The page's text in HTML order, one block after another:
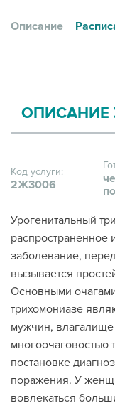
Описание
ОПИСАНИЕ
Код услуги:
2Ж3006
Урогенитальный
заболевание,
вызывается
Основными
трихомониазе
мужчин,
постановке
поражения. У
вовлекаться